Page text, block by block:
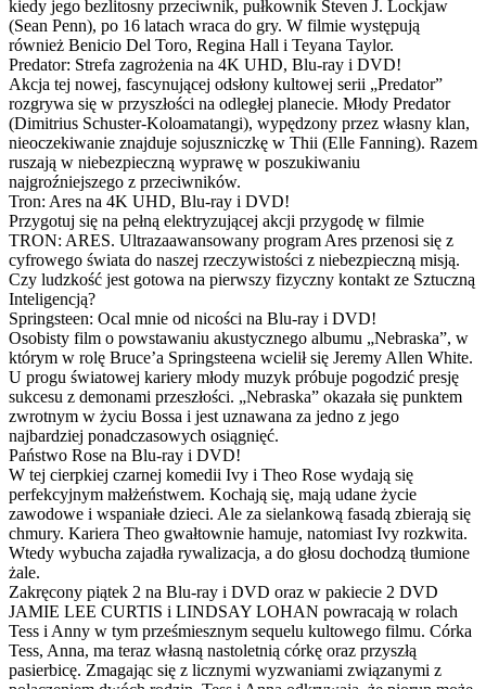
kiedy jego bezlitosny przeciwnik, pułkownik Steven J. Lockjaw
(Sean Penn), po 16 latach wraca do gry. W filmie występują
również Benicio Del Toro, Regina Hall i Teyana Taylor.
Predator: Strefa zagrożenia na 4K UHD, Blu-ray i DVD!
Akcja tej nowej, fascynującej odsłony kultowej serii „Predator”
rozgrywa się w przyszłości na odległej planecie. Młody Predator
(Dimitrius Schuster-Koloamatangi), wypędzony przez własny klan,
nieoczekiwanie znajduje sojuszniczkę w Thii (Elle Fanning). Razem
ruszają w niebezpieczną wyprawę w poszukiwaniu
najgroźniejszego z przeciwników.
Tron: Ares na 4K UHD, Blu-ray i DVD!
Przygotuj się na pełną elektryzującej akcji przygodę w filmie
TRON: ARES. Ultrazaawansowany program Ares przenosi się z
cyfrowego świata do naszej rzeczywistości z niebezpieczną misją.
Czy ludzkość jest gotowa na pierwszy fizyczny kontakt ze Sztuczną
Inteligencją?
Springsteen: Ocal mnie od nicości na Blu-ray i DVD!
Osobisty film o powstawaniu akustycznego albumu „Nebraska”, w
którym w rolę Bruce’a Springsteena wcielił się Jeremy Allen White.
U progu światowej kariery młody muzyk próbuje pogodzić presję
sukcesu z demonami przeszłości. „Nebraska” okazała się punktem
zwrotnym w życiu Bossa i jest uznawana za jedno z jego
najbardziej ponadczasowych osiągnięć.
Państwo Rose na Blu-ray i DVD!
W tej cierpkiej czarnej komedii Ivy i Theo Rose wydają się
perfekcyjnym małżeństwem. Kochają się, mają udane życie
zawodowe i wspaniałe dzieci. Ale za sielankową fasadą zbierają się
chmury. Kariera Theo gwałtownie hamuje, natomiast Ivy rozkwita.
Wtedy wybucha zajadła rywalizacja, a do głosu dochodzą tłumione
żale.
Zakręcony piątek 2 na Blu-ray i DVD oraz w pakiecie 2 DVD
JAMIE LEE CURTIS i LINDSAY LOHAN powracają w rolach
Tess i Anny w tym prześmiesznym sequelu kultowego filmu. Córka
Tess, Anna, ma teraz własną nastoletnią córkę oraz przyszłą
pasierbicę. Zmagając się z licznymi wyzwaniami związanymi z